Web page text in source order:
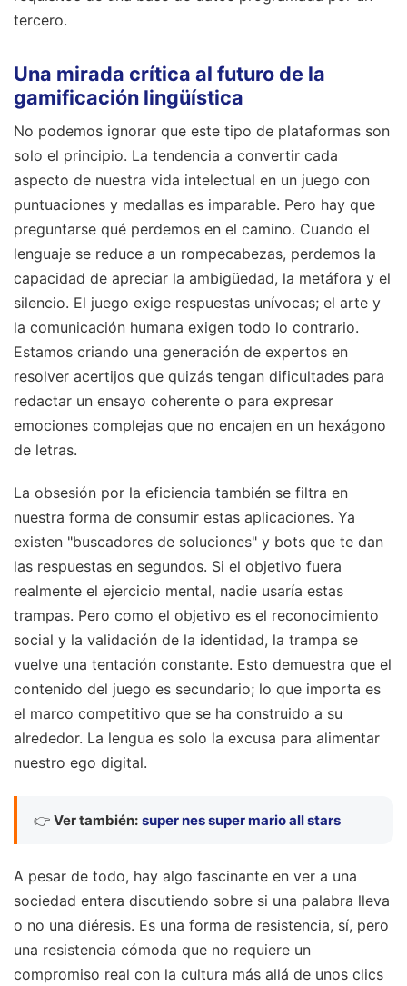
tercero.
Una mirada crítica al futuro de la
gamificación lingüística
No podemos ignorar que este tipo de plataformas son
solo el principio. La tendencia a convertir cada
aspecto de nuestra vida intelectual en un juego con
puntuaciones y medallas es imparable. Pero hay que
preguntarse qué perdemos en el camino. Cuando el
lenguaje se reduce a un rompecabezas, perdemos la
capacidad de apreciar la ambigüedad, la metáfora y el
silencio. El juego exige respuestas unívocas; el arte y
la comunicación humana exigen todo lo contrario.
Estamos criando una generación de expertos en
resolver acertijos que quizás tengan dificultades para
redactar un ensayo coherente o para expresar
emociones complejas que no encajen en un hexágono
de letras.
La obsesión por la eficiencia también se filtra en
nuestra forma de consumir estas aplicaciones. Ya
existen "buscadores de soluciones" y bots que te dan
las respuestas en segundos. Si el objetivo fuera
realmente el ejercicio mental, nadie usaría estas
trampas. Pero como el objetivo es el reconocimiento
social y la validación de la identidad, la trampa se
vuelve una tentación constante. Esto demuestra que el
contenido del juego es secundario; lo que importa es
el marco competitivo que se ha construido a su
alrededor. La lengua es solo la excusa para alimentar
nuestro ego digital.
👉 Ver también: super nes super mario all stars
A pesar de todo, hay algo fascinante en ver a una
sociedad entera discutiendo sobre si una palabra lleva
o no una diéresis. Es una forma de resistencia, sí, pero
una resistencia cómoda que no requiere un
compromiso real con la cultura más allá de unos clics